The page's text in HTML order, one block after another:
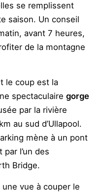
se remplissent
saison. Un conseil
avant 7 heures,
de la montagne
le coup est la
spectaculairegorge
par la rivière
au sud d’Ullapool.
mène à un pont
l’un des
Bridge.
vue à couper le